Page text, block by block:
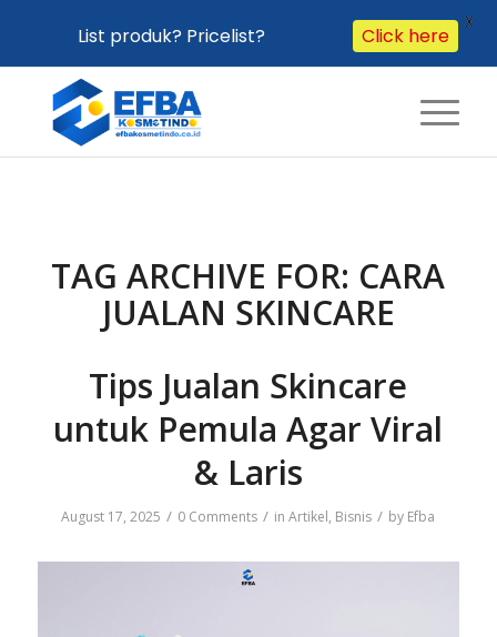
TAG ARCHIVE FOR: CARA
JUALAN SKINCARE
Tips Jualan Skincare
untuk Pemula Agar Viral
& Laris
August 17, 2025 / 0 Comments / inArtikel, Bisnis / by Efba
List produk? Pricelist? Click here
X